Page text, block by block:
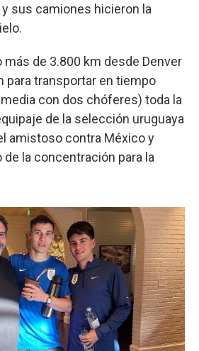
y sus camiones hicieron la
más de 3.800 km desde Denver
para transportar en tiempo
con dos chóferes) toda la
de la selección uruguaya
amistoso contra México y
la concentración para la